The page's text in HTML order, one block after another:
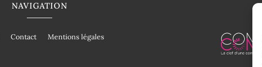
NAVIGATION
Contact Mentions légales